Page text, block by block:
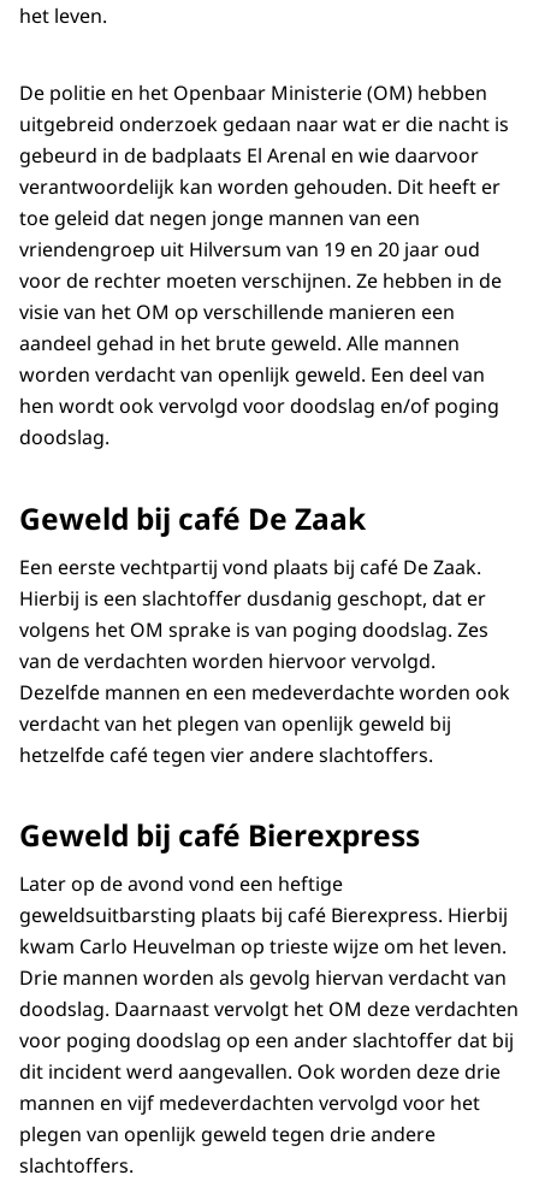
het leven.
De politie en het Openbaar Ministerie (OM) hebben
uitgebreid onderzoek gedaan naar wat er die nacht is
gebeurd in de badplaats El Arenal en wie daarvoor
verantwoordelijk kan worden gehouden. Dit heeft er
toe geleid dat negen jonge mannen van een
vriendengroep uit Hilversum van 19 en 20 jaar oud
voor de rechter moeten verschijnen. Ze hebben in de
visie van het OM op verschillende manieren een
aandeel gehad in het brute geweld. Alle mannen
worden verdacht van openlijk geweld. Een deel van
hen wordt ook vervolgd voor doodslag en/of poging
doodslag.
Geweld bij café De Zaak
Een eerste vechtpartij vond plaats bij café De Zaak.
Hierbij is een slachtoffer dusdanig geschopt, dat er
volgens het OM sprake is van poging doodslag. Zes
van de verdachten worden hiervoor vervolgd.
Dezelfde mannen en een medeverdachte worden ook
verdacht van het plegen van openlijk geweld bij
hetzelfde café tegen vier andere slachtoffers.
Geweld bij café Bierexpress
Later op de avond vond een heftige
geweldsuitbarsting plaats bij café Bierexpress. Hierbij
kwam Carlo Heuvelman op trieste wijze om het leven.
Drie mannen worden als gevolg hiervan verdacht van
doodslag. Daarnaast vervolgt het OM deze verdachten
voor poging doodslag op een ander slachtoffer dat bij
dit incident werd aangevallen. Ook worden deze drie
mannen en vijf medeverdachten vervolgd voor het
plegen van openlijk geweld tegen drie andere
slachtoffers.